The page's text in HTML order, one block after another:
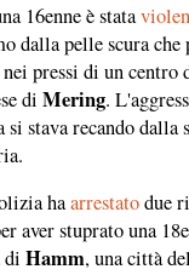
16enne è stata
dalla pelle scura che
pressi di un centro
di Mering.
si stava recando
haarrestatodue
aver stuprato una
di Hamm, una città